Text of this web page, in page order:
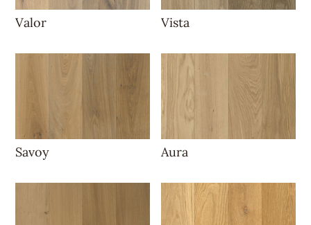
Valor Vista
Savoy Aura